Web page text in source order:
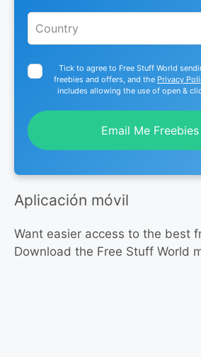
Tick to agree to Free Stuff World
freebies and offers, and the Privacy
includes allowing the use of open &
Email Me
Aplicación móvil
Want easier access to the best
Download the Free Stuff World